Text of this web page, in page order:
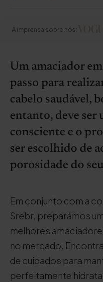
A imprensa sobre nós:
Um amaciador
passo para
cabelo saudável,
entanto, deve
consciente e o
ser escolhido de
porosidade do
Em conjunto com a
Srebr, preparámos
melhores
no mercado.
de cuidados para
perfeitamente